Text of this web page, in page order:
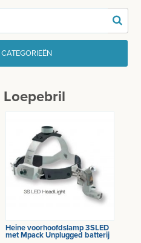
Heine voorhoofdslamp 3SLED
met Mpack Unplugged batterij